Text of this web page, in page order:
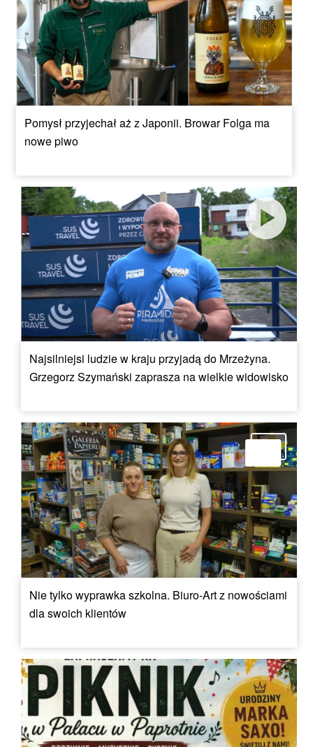
Pomysł przyjechał aż z Japonii. Browar Folga ma
nowe piwo
Najsilniejsi ludzie w kraju przyjadą do Mrzeżyna.
Grzegorz Szymański zaprasza na wielkie widowisko
Nie tylko wyprawka szkolna. Biuro-Art z nowościami
dla swoich klientów